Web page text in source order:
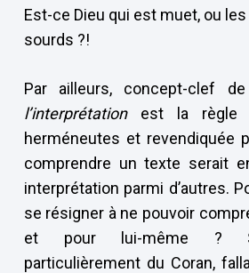
Est-ce Dieu qui est muet, ou
sourds ?!
Par ailleurs, concept-clef de
l’interprétationest la règle
herméneutes et revendiquée
comprendre un texte serait
interprétation parmi d’autres.
se résigner à ne pouvoir
et pour lui-même ?
particulièrement du Coran,